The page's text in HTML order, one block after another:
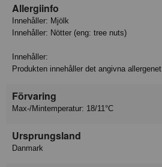
Allergiinfo
Innehåller: Mjölk
Innehåller: Nötter (eng: tree nuts)
Innehåller:
Produkten innehåller det angivna allergenet.
Förvaring
Max-/Mintemperatur: 18/11°C
Ursprungsland
Danmark